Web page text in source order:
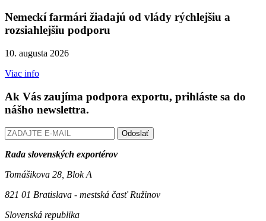
Nemeckí farmári žiadajú od vlády rýchlejšiu a
rozsiahlejšiu podporu
10. augusta 2026
Viac info
Ak Vás zaujíma podpora exportu, prihláste sa do
nášho newslettra.
Odoslať
Rada slovenských exportérov
Tomášikova 28, Blok A
821 01 Bratislava - mestská časť Ružinov
Slovenská republika